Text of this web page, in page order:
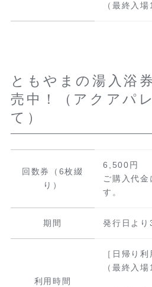
（最終入
ともやまの湯入浴
売中！（アクアパ
て）
回数券（6枚綴
り）
6,500円
ご購入代金
す。
期間 発行日より
利用時間
［日帰り
（最終入